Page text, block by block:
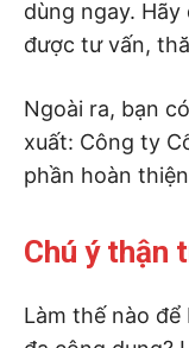
dùng ngay.
được tư vấn,
Ngoài ra, bạn
xuất: Công ty
phần hoàn
Chú ý thận
Làm thế nào